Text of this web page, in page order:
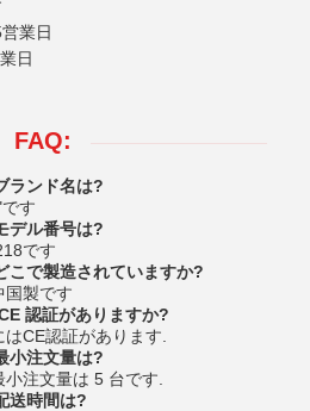
業日
日
FAQ:
ランド名は?
す
デル番号は?
です
こで製造されていますか?
国製です
認証がありますか?
CE認証があります.
小注文量は?
注文量は 5 台です.
送時間は?